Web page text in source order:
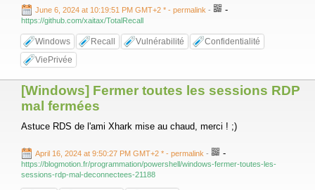
June 6, 2024 at 10:19:51 PM GMT+2 * - permalink - -
https://github.com/xaitax/TotalRecall
Windows Recall Vulnérabilité
Confidentialité
ViePrivée
[Windows] Fermer toutes les sessions RDP
mal fermées
Astuce RDS de l'ami Xhark mise au chaud, merci ! ;)
April 16, 2024 at 9:50:27 PM GMT+2 * - permalink - -
https://blogmotion.fr/programmation/powershell/windows-fermer-toutes-les-
sessions-rdp-mal-deconnectees-21188